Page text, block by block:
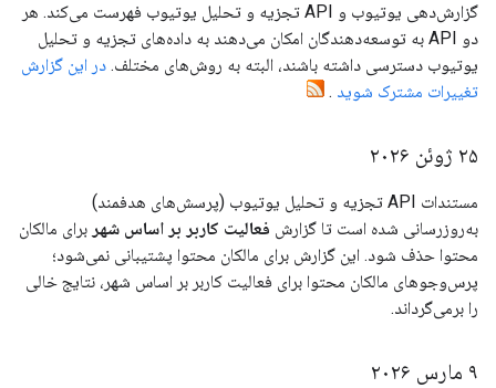
گزارش‌دهی یوتیوب و API تجزیه و تحلیل یوتیوب فهرست می‌کند. هر
دو API به توسعه‌دهندگان امکان می‌دهند به داده‌های تجزیه و تحلیل
یوتیوب دسترسی داشته باشند، البته به روش‌های مختلف. در این گزارش
تغییرات مشترک شوید .
۲۵ ژوئن ۲۰۲۶
مستندات API تجزیه و تحلیل یوتیوب (پرسش‌های هدفمند)
به‌روزرسانی شده است تا گزارش فعالیت کاربر بر اساس شهر برای مالکان
محتوا حذف شود. این گزارش برای مالکان محتوا پشتیبانی نمی‌شود؛
پرس‌وجوهای مالکان محتوا برای فعالیت کاربر بر اساس شهر، نتایج خالی
را برمی‌گرداند.
۹ مارس ۲۰۲۶